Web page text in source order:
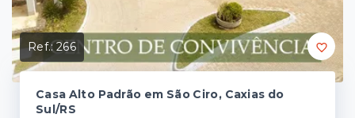
Ref.:266
Casa Alto Padrão em São Ciro, Caxias do
Sul/RS